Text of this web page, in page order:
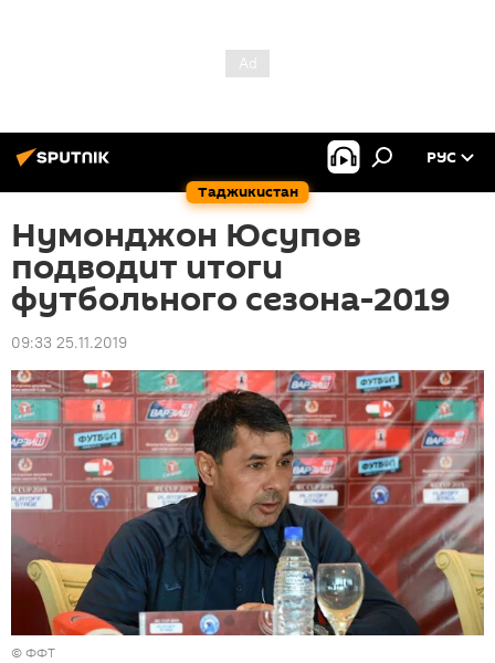
Таджикистан
РУС
Нумонджон Юсупов
подводит итоги
футбольного сезона-2019
09:33 25.11.2019
© ФФТ